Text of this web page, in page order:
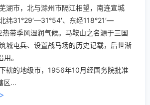
湖市，北与滁州市隔江相望，南连宣城
纬31°29′—31°54′、东经118°21′—
热带季风湿润气候。马鞍山之名源于三国
城屯兵、设置战马场的历史记载，后世渐
。
辖的地级市，1956年10月经国务院批准
区...